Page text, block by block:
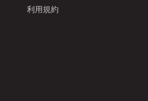
利用規約